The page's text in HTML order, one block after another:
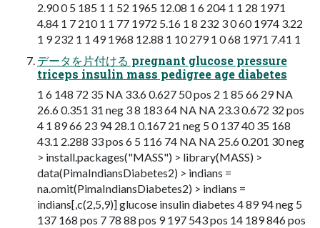
2.90 0 5 185 1 1 52 1965 12.08 1 6 204 1 1 28 1971
4.84 1 7 210 1 1 77 1972 5.16 1 8 232 3 0 60 1974 3.22
1 9 232 1 1 49 1968 12.88 1 10 279 1 0 68 1971 7.41 1
データを片付ける pregnant glucose pressure
triceps insulin mass pedigree age diabetes
1 6 148 72 35 NA 33.6 0.627 50 pos 2 1 85 66 29 NA
26.6 0.351 31 neg 3 8 183 64 NA NA 23.3 0.672 32 pos
4 1 89 66 23 94 28.1 0.167 21 neg 5 0 137 40 35 168
43.1 2.288 33 pos 6 5 116 74 NA NA 25.6 0.201 30 neg
> install.packages("MASS") > library(MASS) >
data(PimaIndiansDiabetes2) > indians =
na.omit(PimaIndiansDiabetes2) > indians =
indians[,c(2,5,9)] glucose insulin diabetes 4 89 94 neg 5
137 168 pos 7 78 88 pos 9 197 543 pos 14 189 846 pos